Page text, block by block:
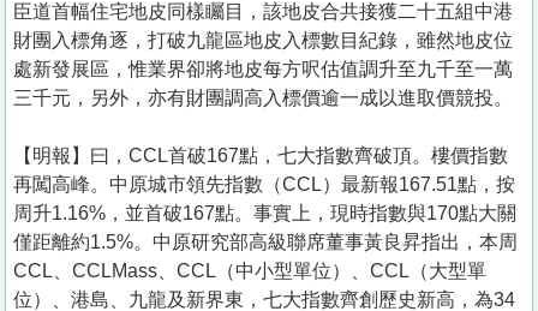
手
冊
關
我
們
臣道首幅住宅地皮同樣矚目，該地皮合共接獲二十五組中港
財團入標角逐，打破九龍區地皮入標數目紀錄，雖然地皮位
處新發展區，惟業界卻將地皮每方呎估值調升至九千至一萬
三千元，另外，亦有財團調高入標價逾一成以進取價競投。
【明報】曰，CCL首破167點，七大指數齊破頂。樓價指數
再闖高峰。中原城市領先指數（CCL）最新報167.51點，按
周升1.16%，並首破167點。事實上，現時指數與170點大關
僅距離約1.5%。中原研究部高級聯席董事黃良昇指出，本周
CCL、CCLMass、CCL（中小型單位）、CCL（大型單
位）、港島、九龍及新界東，七大指數齊創歷史新高，為34